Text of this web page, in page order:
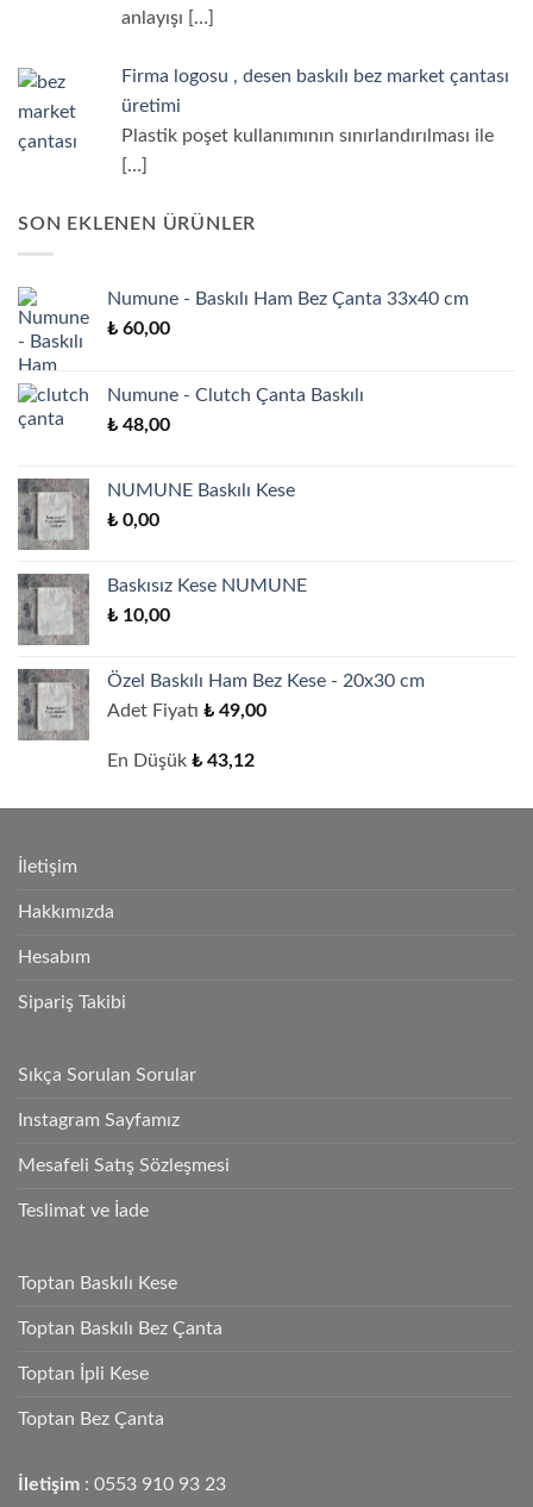
anlayışı
[…]
Firma logosu , desen baskılı bez market çantası
üretimi
Plastik poşet kullanımının sınırlandırılması ile
[…]
SON EKLENEN ÜRÜNLER
Numune - Baskılı Ham Bez Çanta 33x40 cm
₺ 60,00
Numune - Clutch Çanta Baskılı
₺ 48,00
NUMUNE Baskılı Kese
₺ 0,00
Baskısız Kese NUMUNE
₺ 10,00
Özel Baskılı Ham Bez Kese - 20x30 cm
Adet Fiyatı ₺ 49,00
En Düşük ₺ 43,12
İletişim
Hakkımızda
Hesabım
Sipariş Takibi
Sıkça Sorulan Sorular
Instagram Sayfamız
Mesafeli Satış Sözleşmesi
Teslimat ve İade
Toptan Baskılı Kese
Toptan Baskılı Bez Çanta
Toptan İpli Kese
Toptan Bez Çanta
İletişim : 0553 910 93 23